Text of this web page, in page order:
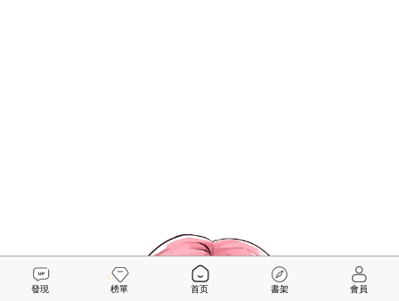
發現 榜單 首页 書架 會員